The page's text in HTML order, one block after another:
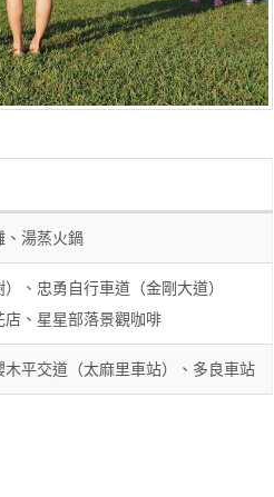
、湯蒸火鍋
、忠勇自行車道（金剛大道）
、星星部落景觀咖啡
平交道（太麻里車站）、多良車站